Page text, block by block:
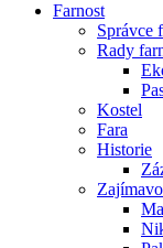
Farnost
Správce
Rady
Kostel
Fara
Historie